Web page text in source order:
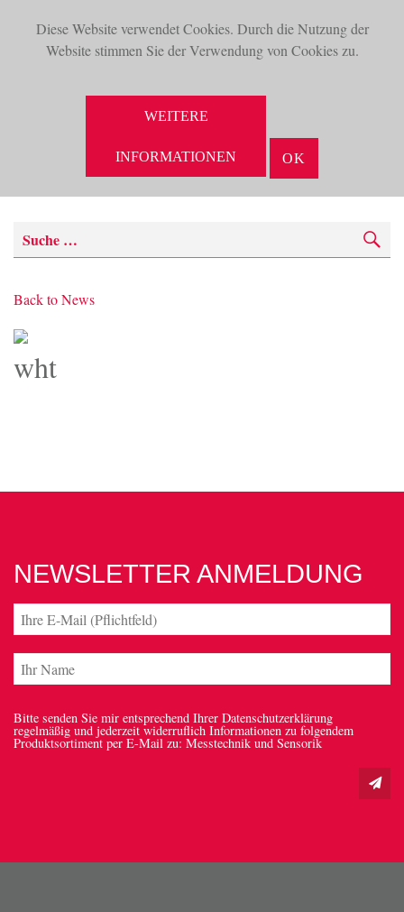
Diese Website verwendet Cookies. Durch die Nutzung der
Website stimmen Sie der Verwendung von Cookies zu.
WEITERE
INFORMATIONEN OK
SUCHE
Back to News
wht
NEWSLETTER ANMELDUNG
Bitte senden Sie mir entsprechend Ihrer Datenschutzerklärung
regelmäßig und jederzeit widerruflich Informationen zu folgendem
Produktsortiment per E-Mail zu: Messtechnik und Sensorik